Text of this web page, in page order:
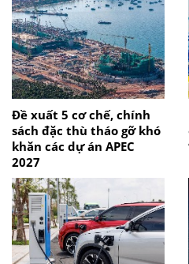
Đề xuất 5 cơ chế, chính
sách đặc thù tháo gỡ khó
khăn các dự án APEC
2027